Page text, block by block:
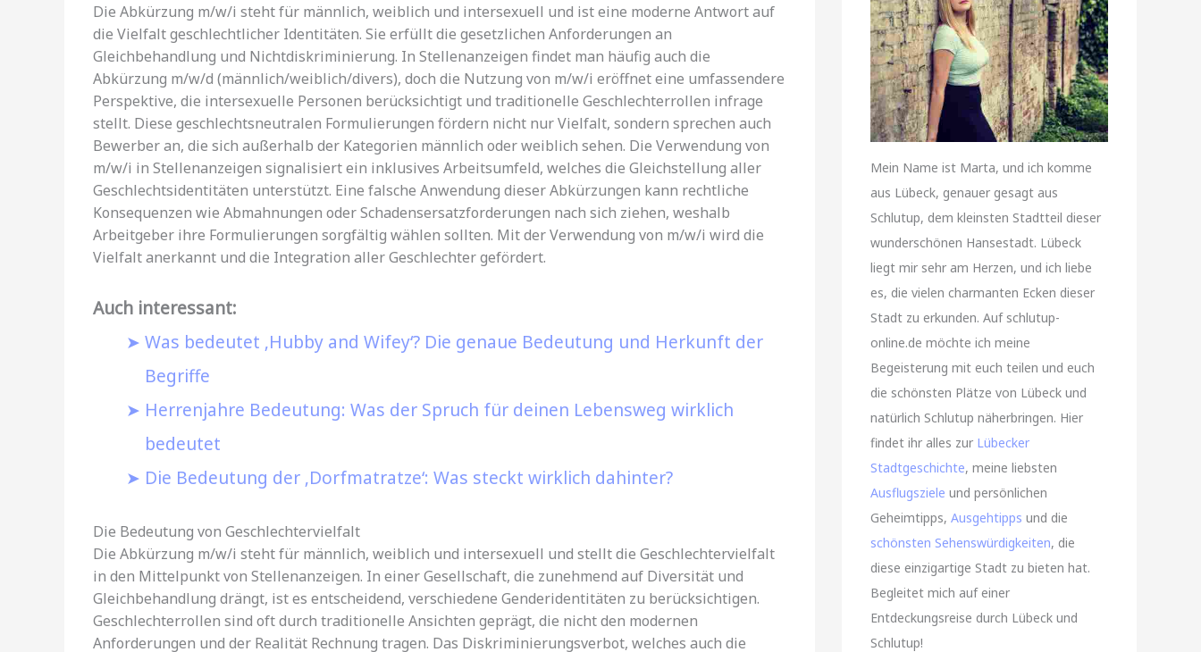
Die Abkürzung m/w/i steht für männlich, weiblich und intersexuell und ist eine moderne Antwort auf
die Vielfalt geschlechtlicher Identitäten. Sie erfüllt die gesetzlichen Anforderungen an
Gleichbehandlung und Nichtdiskriminierung. In Stellenanzeigen findet man häufig auch die
Abkürzung m/w/d (männlich/weiblich/divers), doch die Nutzung von m/w/i eröffnet eine umfassendere
Perspektive, die intersexuelle Personen berücksichtigt und traditionelle Geschlechterrollen infrage
stellt. Diese geschlechtsneutralen Formulierungen fördern nicht nur Vielfalt, sondern sprechen auch
Bewerber an, die sich außerhalb der Kategorien männlich oder weiblich sehen. Die Verwendung von
m/w/i in Stellenanzeigen signalisiert ein inklusives Arbeitsumfeld, welches die Gleichstellung aller
Geschlechtsidentitäten unterstützt. Eine falsche Anwendung dieser Abkürzungen kann rechtliche
Konsequenzen wie Abmahnungen oder Schadensersatzforderungen nach sich ziehen, weshalb
Arbeitgeber ihre Formulierungen sorgfältig wählen sollten. Mit der Verwendung von m/w/i wird die
Vielfalt anerkannt und die Integration aller Geschlechter gefördert.
Auch interessant:
Was bedeutet ‚Hubby and Wifey‘? Die genaue Bedeutung und Herkunft der
Begriffe
Herrenjahre Bedeutung: Was der Spruch für deinen Lebensweg wirklich
bedeutet
Die Bedeutung der ‚Dorfmatratze‘: Was steckt wirklich dahinter?
Die Bedeutung von Geschlechtervielfalt
Die Abkürzung m/w/i steht für männlich, weiblich und intersexuell und stellt die Geschlechtervielfalt
in den Mittelpunkt von Stellenanzeigen. In einer Gesellschaft, die zunehmend auf Diversität und
Gleichbehandlung drängt, ist es entscheidend, verschiedene Genderidentitäten zu berücksichtigen.
Geschlechterrollen sind oft durch traditionelle Ansichten geprägt, die nicht den modernen
Anforderungen und der Realität Rechnung tragen. Das Diskriminierungsverbot, welches auch die
Mein Name ist Marta, und ich komme
aus Lübeck, genauer gesagt aus
Schlutup, dem kleinsten Stadtteil dieser
wunderschönen Hansestadt. Lübeck
liegt mir sehr am Herzen, und ich liebe
es, die vielen charmanten Ecken dieser
Stadt zu erkunden. Auf schlutup-
online.de möchte ich meine
Begeisterung mit euch teilen und euch
die schönsten Plätze von Lübeck und
natürlich Schlutup näherbringen. Hier
findet ihr alles zur Lübecker
Stadtgeschichte, meine liebsten
Ausflugsziele und persönlichen
Geheimtipps, Ausgehtipps und die
schönsten Sehenswürdigkeiten, die
diese einzigartige Stadt zu bieten hat.
Begleitet mich auf einer
Entdeckungsreise durch Lübeck und
Schlutup!